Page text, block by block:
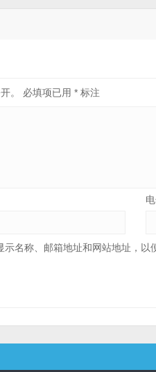
。 必填项已用* 标注
名称、邮箱地址和网站地址，以